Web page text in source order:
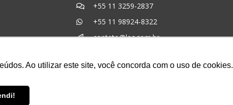
Ao utilizar este site, você concorda com o uso de cookies.
+55 11 3259-2837
+55 11 98924-8322
contato@lec.com.br